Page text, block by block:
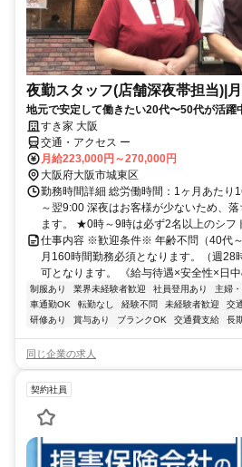
夜勤スタッフ(店舗深夜帯担当)|
地元で安定して働きたい20代〜50代が活躍
すき家 大阪
交通・アクセス ー
月給223,000円～270,000円
大阪府大阪市城東区
勤務時間詳細 総労働時間：1ヶ月あた
～翌9:00 深夜はお客様が少ないため、
ます。 ★0時～9時は必ず2名以上のシフ
仕事内容 ※歓迎条件※ 年齢不問（40代
月160時間勤務必須となります。（週28
可となります。 《給与待遇×安全性×日
制服あり 業界未経験者歓迎 社員登用あり 主婦
車通勤OK
転勤なし 経験不問 未経験者歓迎 交
研修あり
賞与あり ブランクOK 交通費支給 長
同じ企業の求人
契約社員